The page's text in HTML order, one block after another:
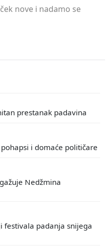
nove i nadamo se
prestanak padavina
i domaće političare
Nedžmina
festivala padanja snijega